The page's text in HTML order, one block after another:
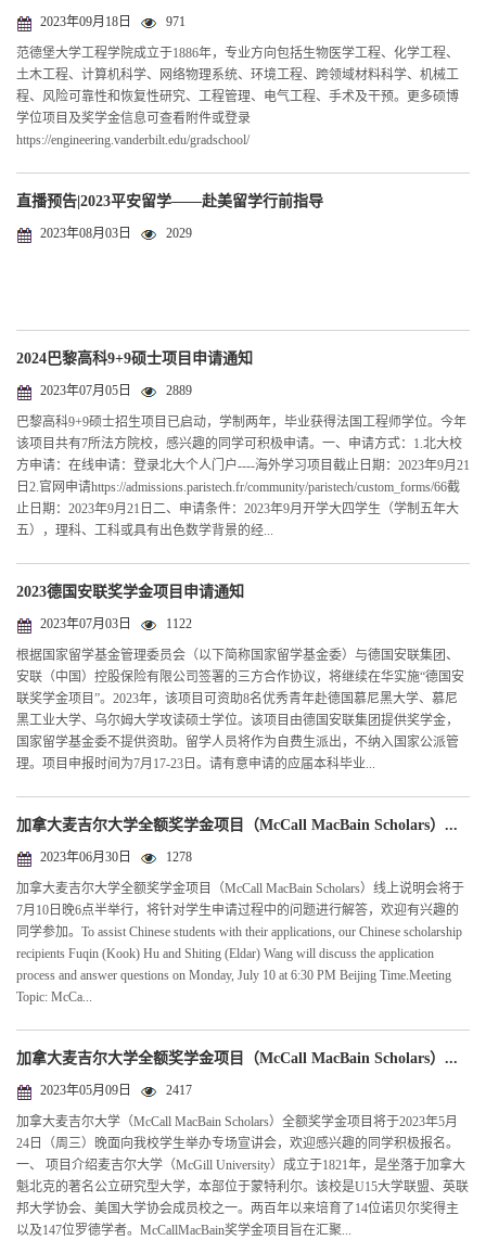
2023年09月18日 971
范德堡大学工程学院成立于1886年，专业方向包括生物医学工程、化学工程、
土木工程、计算机科学、网络物理系统、环境工程、跨领域材料科学、机械工
程、风险可靠性和恢复性研究、工程管理、电气工程、手术及干预。更多硕博
学位项目及奖学金信息可查看附件或登录
https://engineering.vanderbilt.edu/gradschool/
直播预告|2023平安留学——赴美留学行前指导
2023年08月03日 2029
2024巴黎高科9+9硕士项目申请通知
2023年07月05日 2889
巴黎高科9+9硕士招生项目已启动，学制两年，毕业获得法国工程师学位。今年
该项目共有7所法方院校，感兴趣的同学可积极申请。一、申请方式：1.北大校
方申请：在线申请：登录北大个人门户----海外学习项目截止日期：2023年9月21
日2.官网申请https://admissions.paristech.fr/community/paristech/custom_forms/66截
止日期：2023年9月21日二、申请条件：2023年9月开学大四学生（学制五年大
五），理科、工科或具有出色数学背景的经...
2023德国安联奖学金项目申请通知
2023年07月03日 1122
根据国家留学基金管理委员会（以下简称国家留学基金委）与德国安联集团、
安联（中国）控股保险有限公司签署的三方合作协议，将继续在华实施“德国安
联奖学金项目”。2023年，该项目可资助8名优秀青年赴德国慕尼黑大学、慕尼
黑工业大学、乌尔姆大学攻读硕士学位。该项目由德国安联集团提供奖学金，
国家留学基金委不提供资助。留学人员将作为自费生派出，不纳入国家公派管
理。项目申报时间为7月17-23日。请有意申请的应届本科毕业...
加拿大麦吉尔大学全额奖学金项目（McCall MacBain Scholars）...
2023年06月30日 1278
加拿大麦吉尔大学全额奖学金项目（McCall MacBain Scholars）线上说明会将于
7月10日晚6点半举行，将针对学生申请过程中的问题进行解答，欢迎有兴趣的
同学参加。To assist Chinese students with their applications, our Chinese scholarship
recipients Fuqin (Kook) Hu and Shiting (Eldar) Wang will discuss the application
process and answer questions on Monday, July 10 at 6:30 PM Beijing Time.Meeting
Topic: McCa...
加拿大麦吉尔大学全额奖学金项目（McCall MacBain Scholars）...
2023年05月09日 2417
加拿大麦吉尔大学（McCall MacBain Scholars）全额奖学金项目将于2023年5月
24日（周三）晚面向我校学生举办专场宣讲会，欢迎感兴趣的同学积极报名。
一、 项目介绍麦吉尔大学（McGill University）成立于1821年，是坐落于加拿大
魁北克的著名公立研究型大学，本部位于蒙特利尔。该校是U15大学联盟、英联
邦大学协会、美国大学协会成员校之一。两百年以来培育了14位诺贝尔奖得主
以及147位罗德学者。McCallMacBain奖学金项目旨在汇聚...